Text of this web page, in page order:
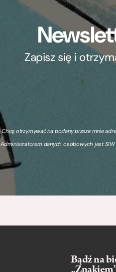
Zapisz się i
Chcę otrzymywać na podany przeze mnie
Administratorem danych osobowych jest SIW
Bądź na